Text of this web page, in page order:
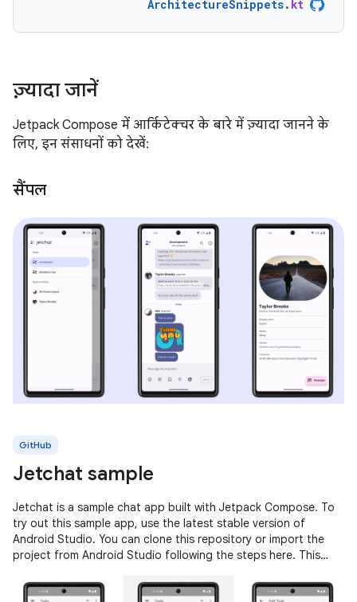
ArchitectureSnippets. kt
ज़्यादा जानें
Jetpack Compose में आर्किटेक्चर के बारे में ज़्यादा जानने के
लिए, इन संसाधनों को देखें:
सैंपल
GitHub
Jetchat sample
Jetchat is a sample chat app built with Jetpack Compose. To
try out this sample app, use the latest stable version of
Android Studio. You can clone this repository or import the
project from Android Studio following the steps here. This